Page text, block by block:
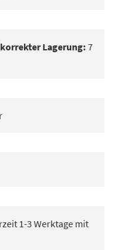
Lagerung: 7
1-3 Werktage mit